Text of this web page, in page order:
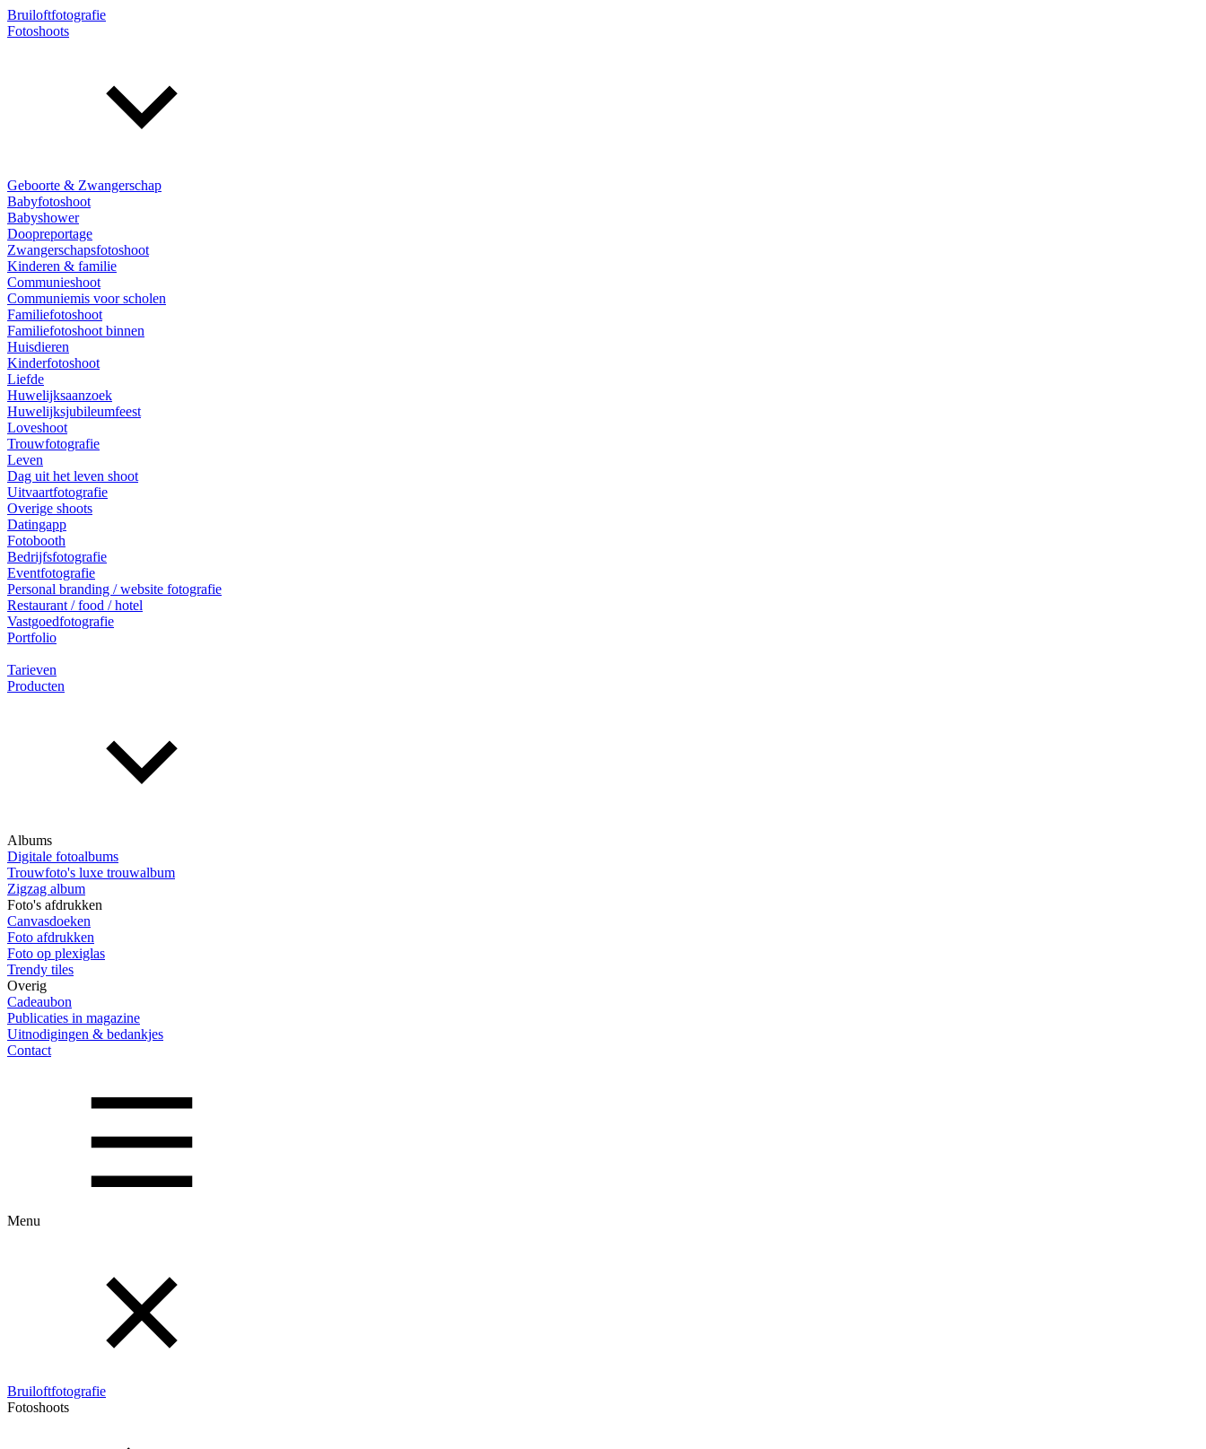
Bruiloftfotografie
Fotoshoots
Geboorte & Zwangerschap
Babyfotoshoot
Babyshower
Doopreportage
Zwangerschapsfotoshoot
Kinderen & familie
Communieshoot
Communiemis voor scholen
Familiefotoshoot
Familiefotoshoot binnen
Huisdieren
Kinderfotoshoot
Liefde
Huwelijksaanzoek
Huwelijksjubileumfeest
Loveshoot
Trouwfotografie
Leven
Dag uit het leven shoot
Uitvaartfotografie
Overige shoots
Datingapp
Fotobooth
Bedrijfsfotografie
Eventfotografie
Personal branding / website fotografie
Restaurant / food / hotel
Vastgoedfotografie
Portfolio
Tarieven
Producten
Albums
Digitale fotoalbums
Trouwfoto's luxe trouwalbum
Zigzag album
Foto's afdrukken
Canvasdoeken
Foto afdrukken
Foto op plexiglas
Trendy tiles
Overig
Cadeaubon
Publicaties in magazine
Uitnodigingen & bedankjes
Contact
Menu
Bruiloftfotografie
Fotoshoots